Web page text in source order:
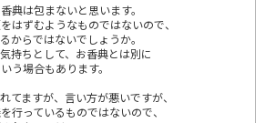
典は包まないと思います。
はずむようなものではないので、
からではないでしょうか。
持ちとして、お香典とは別に
う場合もあります。
てますが、言い方が悪いですが、
行っているものではないので、